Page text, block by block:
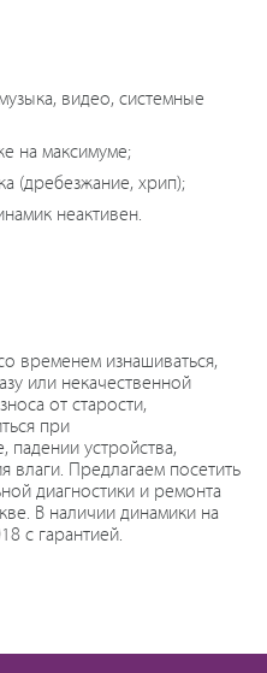
видео, системные
на максимуме;
(дребезжание, хрип);
неактивен.
временем изнашиваться,
или некачественной
от старости,
при
устройства,
влаги. Предлагаем посетить
диагностики и ремонта
В наличии динамики на
с гарантией.